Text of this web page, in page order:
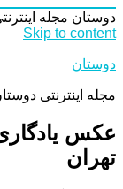
دوستان مجله
Skip to content
دوستان
مجله اینترنتی
عکس
تهران